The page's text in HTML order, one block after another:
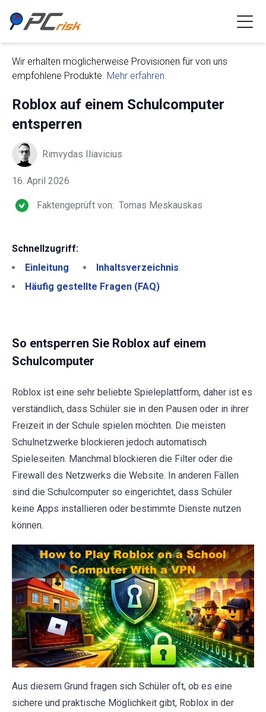
Wir erhalten möglicherweise Provisionen für von uns
empfohlene Produkte. Mehr erfahren.
Roblox auf einem Schulcomputer
entsperren
Rimvydas Iliavicius
16. April 2026
Faktengeprüft von: Tomas Meskauskas
Schnellzugriff:
Einleitung
Inhaltsverzeichnis
Häufig gestellte Fragen (FAQ)
So entsperren Sie Roblox auf einem
Schulcomputer
Roblox ist eine sehr beliebte Spieleplattform, daher ist es
verständlich, dass Schüler sie in den Pausen oder in ihrer
Freizeit in der Schule spielen möchten. Die meisten
Schulnetzwerke blockieren jedoch automatisch
Spieleseiten. Manchmal blockieren die Filter oder die
Firewall des Netzwerks die Website. In anderen Fällen
sind die Schulcomputer so eingerichtet, dass Schüler
keine Apps installieren oder bestimmte Dienste nutzen
können.
Aus diesem Grund fragen sich Schüler oft, ob es eine
sichere und praktische Möglichkeit gibt, Roblox in der